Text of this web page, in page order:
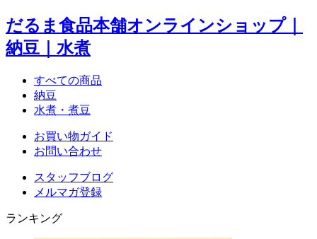
だるま食品本舗オンラインショップ｜
納豆｜水煮
すべての商品
納豆
水煮・煮豆
お買い物ガイド
お問い合わせ
スタッフブログ
メルマガ登録
ランキング